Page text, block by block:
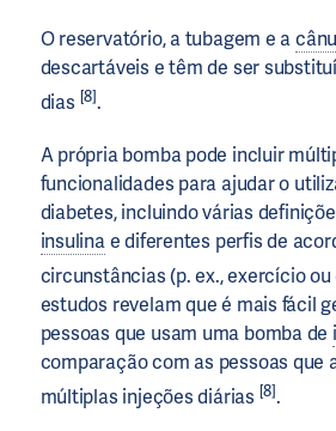
O reservatório, a tubagem e a
descartáveis e têm de ser
dias [8].
A própria bomba pode incluir
funcionalidades para ajudar o
diabetes, incluindo várias
insulinae diferentes perfis de
circunstâncias (p. ex., exercício ou
estudos revelam que é mais fácil
pessoas que usam uma bomba de
comparação com as pessoas que
múltiplas injeções diárias [8].